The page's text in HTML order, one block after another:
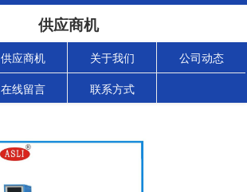
供应商机
供应商机 关于我们 公司动态
在线留言 联系方式